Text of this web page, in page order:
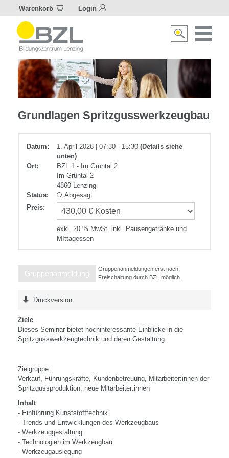
Warenkorb Login
Suche
Kunststoff
Grundlagen Spritzgusswerkzeugbau
Datum: 1. April 2026 | 07:30 - 15:30 (Details siehe
unten)
Ort:
BZL 1 - Im Grüntal 2
Im Grüntal 2
4860 Lenzing
Status:
Abgesagt
Preis:
exkl. 20 % MwSt. inkl. Pausengetränke und
MIttagessen
Gruppenanmeldung
Gruppenanmeldungen erst nach
Freischaltung durch BZL möglich.
Druckversion
Ziele
Dieses Seminar bietet hochinteressante Einblicke in die
Spritzgusswerkzeugtechnik und deren Gestaltung.
Zielgruppe:
Verkauf, Führungskräfte, Kundenbetreuung, Mitarbeiter:innen der
Spritzgussproduktion, neue Mitarbeiter:innen
Inhalt
- Einführung Kunststofftechnik
- Trends und Entwicklungen des Werkzeugbaus
- Werkzeuggestaltung
- Technologien im Werkzeugbau
- Werkzeugauslegung